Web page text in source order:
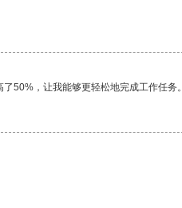
50%，让我能够更轻松地完成工作任务。